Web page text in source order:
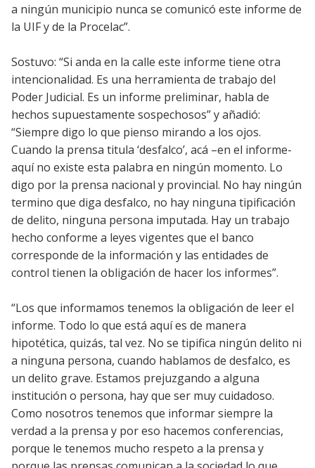
a ningún municipio nunca se comunicó este informe de
la UIF y de la Procelac”.
Sostuvo: “Si anda en la calle este informe tiene otra
intencionalidad. Es una herramienta de trabajo del
Poder Judicial. Es un informe preliminar, habla de
hechos supuestamente sospechosos” y añadió:
“Siempre digo lo que pienso mirando a los ojos.
Cuando la prensa titula ‘desfalco’, acá –en el informe-
aquí no existe esta palabra en ningún momento. Lo
digo por la prensa nacional y provincial. No hay ningún
termino que diga desfalco, no hay ninguna tipificación
de delito, ninguna persona imputada. Hay un trabajo
hecho conforme a leyes vigentes que el banco
corresponde de la información y las entidades de
control tienen la obligación de hacer los informes”.
“Los que informamos tenemos la obligación de leer el
informe. Todo lo que está aquí es de manera
hipotética, quizás, tal vez. No se tipifica ningún delito ni
a ninguna persona, cuando hablamos de desfalco, es
un delito grave. Estamos prejuzgando a alguna
institución o persona, hay que ser muy cuidadoso.
Como nosotros tenemos que informar siempre la
verdad a la prensa y por eso hacemos conferencias,
porque le tenemos mucho respeto a la prensa y